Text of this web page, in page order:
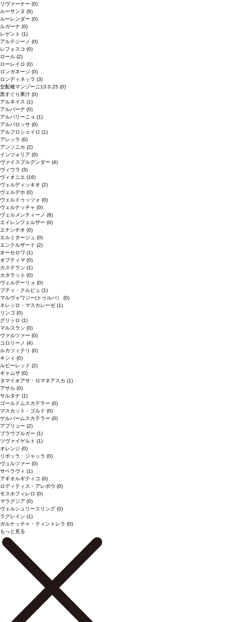
リヴァーナー (0)
ルーサンヌ (8)
ルーレンダー (0)
ルガーナ (0)
レゲント (1)
アルテジーノ (0)
レフォスコ (0)
ロール (2)
ローレイロ (0)
ロンガネージ (0)
ロンディネッラ (3)
交配種マンゾーニ13.0.25 (0)
黒すぐり果汁 (0)
アルネイス (1)
アルバーナ (0)
アルバリーニョ (1)
アルバロッサ (0)
アルフロシェイロ (1)
アレッラ (0)
アンソニカ (2)
インツォリア (0)
ヴァイスブルグンダー (4)
ヴィウラ (3)
ヴィオニエ (16)
ヴェルディッキオ (2)
ヴェルデホ (0)
ヴェルドゥッツォ (0)
ヴェルナッチャ (0)
ヴェルメンティーノ (8)
エイレンフェルザー (0)
エナンチオ (0)
エルミタージュ (0)
エンクルザード (2)
オーセロワ (1)
オプティマ (0)
カステラン (1)
カタラット (0)
ヴェルデーリョ (0)
プティ・クルビュ (1)
マルヴォワジー(トゥルバ） (0)
ネレッロ・マスカレーゼ (1)
リンゴ (0)
グリッロ (1)
マルスラン (0)
ヴァルツァー (0)
コロリーノ (4)
ルカツィテリ (0)
キシィ (0)
ルビーレッド (2)
ギャムザ (0)
タマイオアサ・ロマネアスカ (1)
アサル (0)
サルタナ (1)
ゴールドムスカテラー (0)
マスカット・ゴルド (0)
ゲルバームスカテラー (0)
アブリュー (2)
ブラウブルガー (1)
ツヴァイゲルト (1)
オレンジ (0)
リボッラ・ジャッラ (0)
ヴュルツァー (0)
サペラヴィ (1)
アギオルギティコ (0)
ロディティス・アレポウ (0)
モスホフィレロ (0)
マラグジア (0)
ヴェルシュリースリング (0)
ラグレイン (1)
ガルナッチャ・ティントレラ (0)
もっと見る